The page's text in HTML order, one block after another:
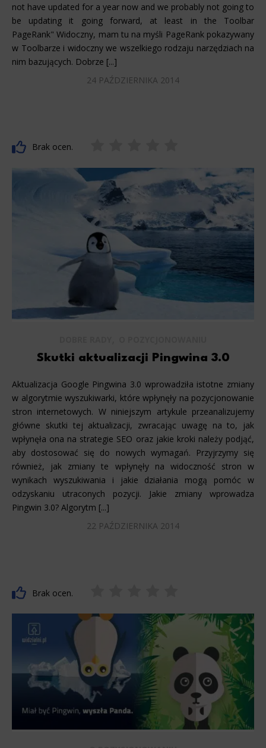
not have updated for a year now and we probably not going to
be updating it going forward, at least in the Toolbar
PageRank" Widoczny, mam tu na myśli PageRank pokazywany
w Toolbarze i widoczny we wszelkiego rodzaju narzędziach na
nim bazujących. Dobrze [...]
24 PAŹDZIERNIKA 2014
Brak ocen.
Skutki aktualizacji Pingwina 3.0
Aktualizacja Google Pingwina 3.0 wprowadziła istotne zmiany
w algorytmie wyszukiwarki, które wpłynęły na pozycjonowanie
stron internetowych. W niniejszym artykule przeanalizujemy
główne skutki tej aktualizacji, zwracając uwagę na to, jak
wpłynęła ona na strategie SEO oraz jakie kroki należy podjąć,
aby dostosować się do nowych wymagań. Przyjrzymy się
również, jak zmiany te wpłynęły na widoczność stron w
wynikach wyszukiwania i jakie działania mogą pomóc w
odzyskaniu utraconych pozycji. Jakie zmiany wprowadza
Pingwin 3.0? Algorytm [...]
22 PAŹDZIERNIKA 2014
Brak ocen.